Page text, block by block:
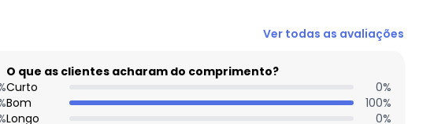
N/D*
N/D*
N/D*
Ver todas as avaliações
O que as clientes acharam do comprimento?
Curto
0%
Bom
100%
Longo
0%